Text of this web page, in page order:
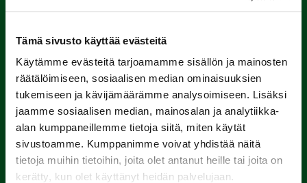
Tämä sivusto käyttää evästeitä
Käytämme evästeitä tarjoamamme sisällön ja mainosten
räätälöimiseen, sosiaalisen median ominaisuuksien
tukemiseen ja kävijämäärämme analysoimiseen. Lisäksi
jaamme sosiaalisen median, mainosalan ja analytiikka-
alan kumppaneillemme tietoja siitä, miten käytät
sivustoamme. Kumppanimme voivat yhdistää näitä
tietoja muihin tietoihin, joita olet antanut heille tai joita on
kerätty, kun olet käyttänyt heidän palvelujaan.
Porin Golfkerho ry
Kalaforniantie 178, 28100 Pori
caddie-master@kalafornia.com
050 574 4975